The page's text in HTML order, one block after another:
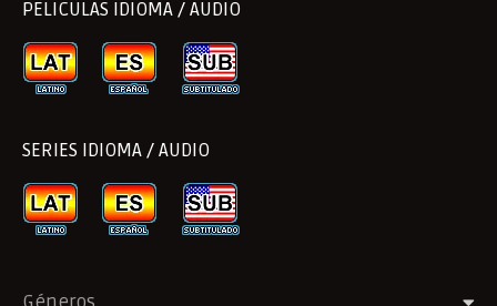
PELICULAS IDIOMA / AUDIO
SERIES IDIOMA / AUDIO